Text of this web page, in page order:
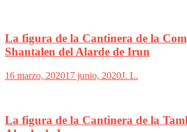
La figura de la Cantinera de la
Shantalen del Alarde de Irun
16 marzo, 202017 junio, 2020J. L.
La figura de la Cantinera de la